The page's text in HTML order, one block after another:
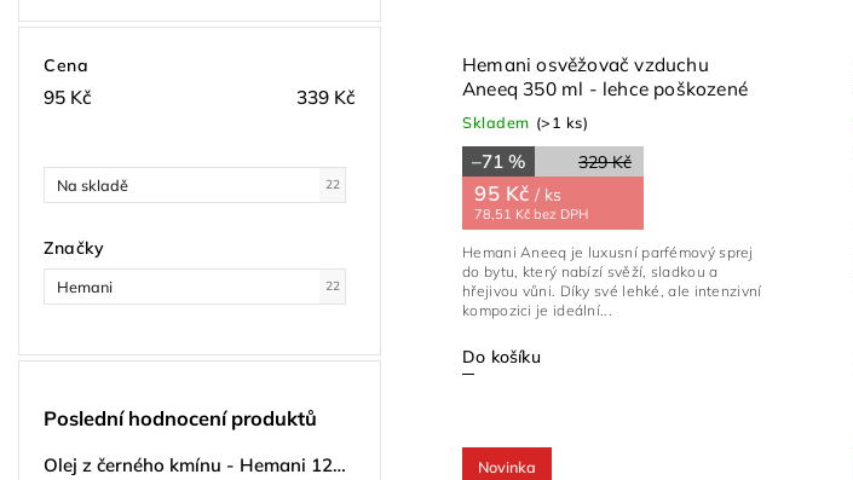
Cena
95 Kč 339 Kč
Na skladě 22
Značky
Hemani 22
Poslední hodnocení produktů
Olej z černého kmínu - Hemani 125ml
Hemani osvěžovač vzduchu
Aneeq 350 ml - lehce poškozené
Skladem (>1 ks)
329 Kč
–71 %
95 Kč / ks
78,51 Kč bez DPH
Do košíku
Hemani Aneeq je luxusní parfémový sprej
do bytu, který nabízí svěží, sladkou a
hřejivou vůni. Díky své lehké, ale intenzivní
kompozici je ideální...
Novinka